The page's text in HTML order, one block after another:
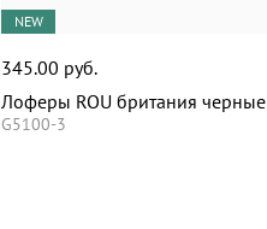
NEW
345.00 руб.
Лоферы ROU британия черные
G5100-3